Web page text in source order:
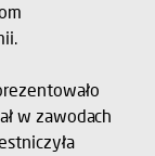
w zawodach